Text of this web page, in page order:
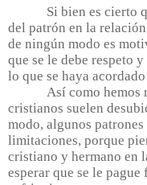
Si bien es cierto
del patrón en la
de ningún modo es
que se le debe respeto
lo que se haya
Así como hemos
cristianos suelen
modo, algunos
limitaciones, porque
cristiano y hermano en
esperar que se le